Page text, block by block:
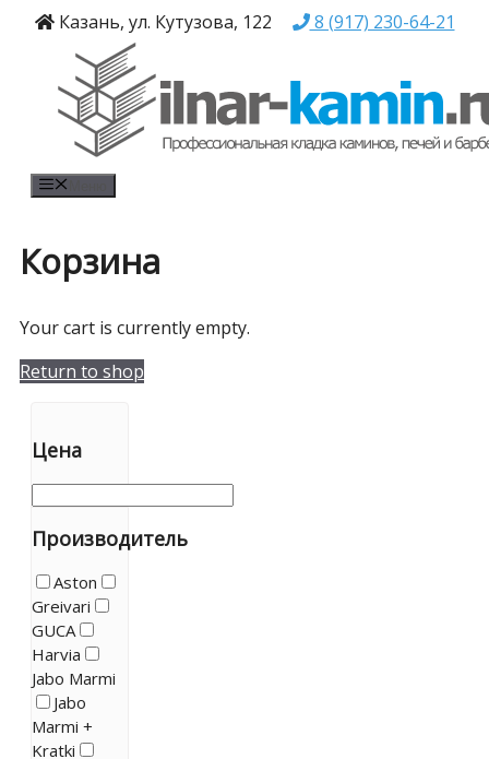
Перейти
содержимому
Казань, ул. Кутузова, 122 8 (917) 230-64-21
Корзина
Your cart is currently empty.
Return to shop
Цена
Производитель
Aston
Greivari
GUCA
Harvia
Jabo Marmi
Jabo
Marmi +
Kratki